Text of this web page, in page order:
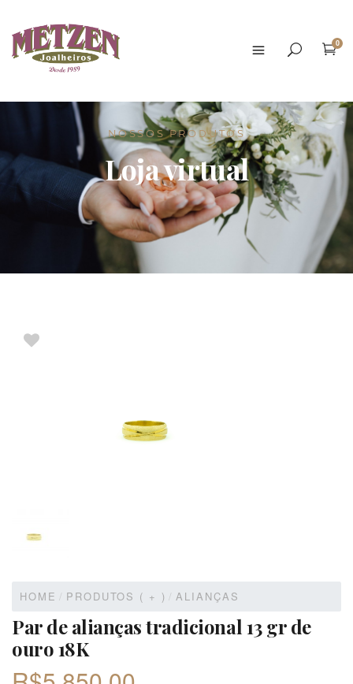
0
NOSSOS PRODUTOS
Loja virtual
HOME / PRODUTOS ( + ) / ALIANÇAS
Par de alianças tradicional 13 gr de
ouro 18K